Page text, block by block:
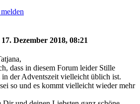
17. Dezember 2018, 08:21
dass in diesem Forum leider Stille
in der Adventszeit vielleicht üblich ist.
so und es kommt vielleicht wieder mehr